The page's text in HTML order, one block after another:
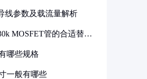
线参数及载流量解析
MOSFET管的合适替代
哪些规格
一般有哪些